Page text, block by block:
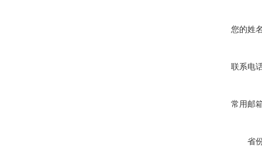
您的姓
联系电
常用邮
省